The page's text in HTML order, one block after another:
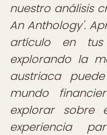
nuestro análisis
An Anthology'.
artículo en
explorando la
austriaca
mundo
explorar sobre
experiencia